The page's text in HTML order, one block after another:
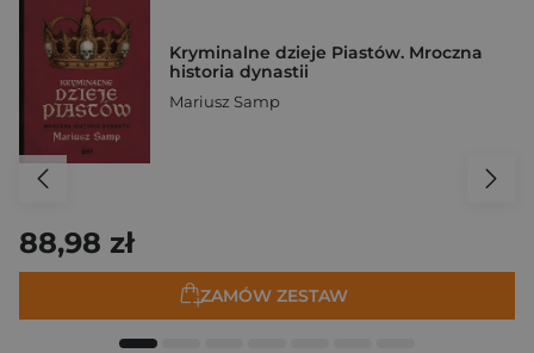
Kryminalne dzieje Piastów. Mroczna
historia dynastii
Mariusz Samp
88,98 zł
ZAMÓW ZESTAW